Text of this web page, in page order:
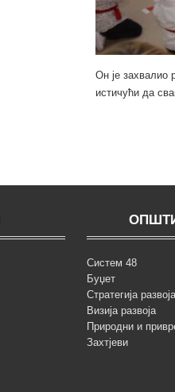
Он је захвалио
истичући да
Систем 48
Буџет
Стратегија
Визија развоја
Природни и
Захтјеви